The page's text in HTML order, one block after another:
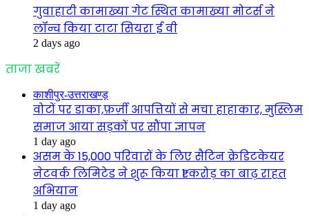
गुवाहाटी कामाख्या गेट स्थित कामाख्या मोटर्स ने
लॉन्च किया टाटा सियरा ई वी
2 days ago
ताजा खबरें
काशीपुर-उत्तराखण्ड़
वोटों पर डाका,फ़र्ज़ी आपत्तियों से मचा हाहाकार, मुस्लिम
समाज आया सड़कों पर सौंपा ज्ञापन
1 day ago
असम के 15,000 परिवारों के लिए सैटिन क्रेडिटकेयर
नेटवर्क लिमिटेड ने शुरू किया ₹1 करोड़ का बाढ़ राहत
अभियान
1 day ago